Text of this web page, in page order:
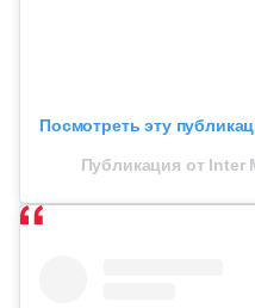
Посмотреть эту
Публикация от Inter